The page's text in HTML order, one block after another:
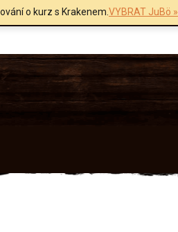
o kurz s Krakenem.VYBRAT JuBö »